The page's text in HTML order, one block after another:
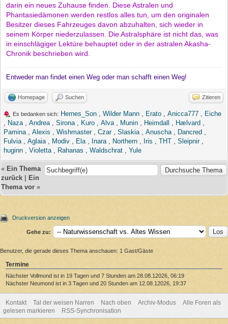
darin ein neues Zuhause finden. Diese Astralen und
Phantasiedämonen werden restlos alles tun, um den originalen
Besitzer dieses Fahrzeuges davon abzuhalten, sich wieder in
seinem Körper niederzulassen. Die Astralsphäre ist nicht das, was
in einschlägiger Lektüre behauptet oder in der astralen Akasha-
Chronik beschrieben wird.
Entweder man findet einen Weg oder man schafft einen Weg!
Homepage Suchen Zitieren
Es bedanken sich: Hernes_Son Wilder Mann Erato Anicca777
Eiche
Naza Andrea Sirona Kuro Alva Munin Heimdall Hælvard
Pamina
Alexis Wishmaster, Czar, Slaskia Anuscha Dancred
Fulvia
Aglaia Modiv Ela Inara Northern Iris THT Sleipnir,
huginn
Violetta Rahanas Waldschrat Yule
« Ein Thema
zurück
Ein
Thema vor »
Druckversion anzeigen
Gehe zu:
Benutzer, die gerade dieses Thema anschauen: 1 Gast/Gäste
Termine
Nächster Vollmond ist in 19 Tagen und 7 Stunden am 28.08.12026, 06:19
Nächster Neumond ist in 3 Tagen und 20 Stunden am 12.08.12026, 19:37
Kontakt Tal der weisen Narren Nach oben Archiv-Modus
Alle Foren als
gelesen markieren
RSS-Synchronisation